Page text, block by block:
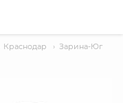
Краснодар › Зарина-Юг